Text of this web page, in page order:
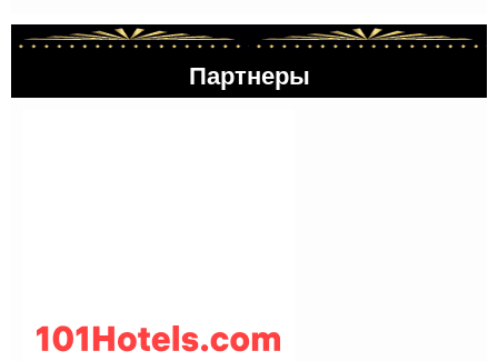
Партнеры